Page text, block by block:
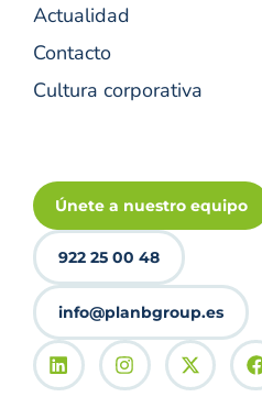
Actualidad
Contacto
Cultura corporativa
Únete a nuestro equipo
922 25 00 48
info@planbgroup.es